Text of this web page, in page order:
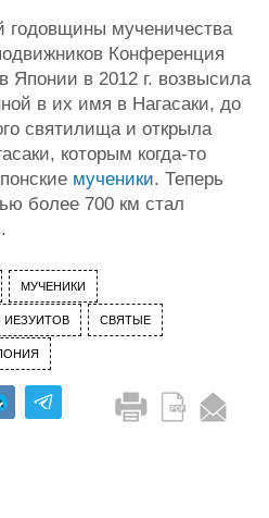
годовщины мученичества
Конференция
Японии в 2012 г. возвысила
в их имя в Нагасаки, до
святилища и открыла
которым когда-то
мученики. Теперь
более 700 км стал
МУЧЕНИКИ
ИЕЗУИТОВ СВЯТЫЕ